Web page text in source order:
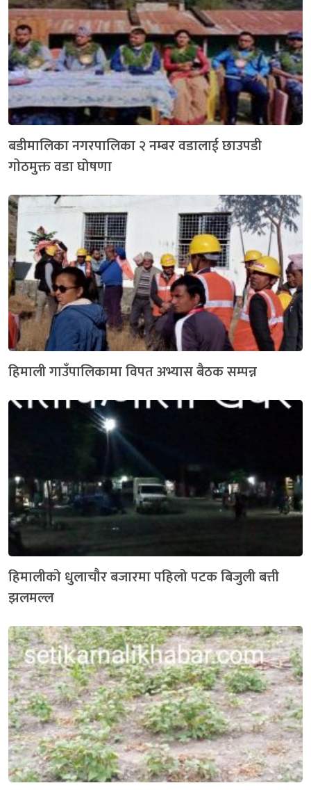
बडीमालिका नगरपालिका २ नम्बर वडालाई छाउपडी
गाेठमुक्त वडा घोषणा
हिमाली गाउँपालिकामा विपत अभ्यास बैठक सम्पन्न
हिमालीको धुलाचौर बजारमा पहिलो पटक बिजुली बत्ती
झलमल्ल